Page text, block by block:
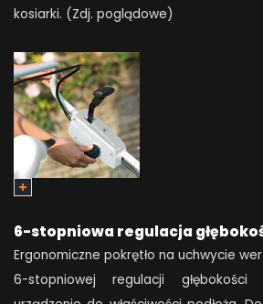
kosiarki. (Zdj. poglądowe)
6-stopniowa regulacja
Ergonomiczne pokrętło na uchwycie
6-stopniowej regulacji głębokości